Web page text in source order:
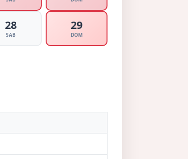
28
SAB
29
DOM